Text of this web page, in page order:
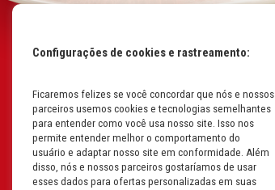
Mapa do Site
Políticas da Empresa
Perguntas Frequentes
Código de Conduta
Configurações de cookies e rastreamento:
Ficaremos felizes se você concordar que nós e nossos
parceiros usemos cookies e tecnologias semelhantes
para entender como você usa nosso site. Isso nos
permite entender melhor o comportamento do
usuário e adaptar nosso site em conformidade. Além
disso, nós e nossos parceiros gostaríamos de usar
esses dados para ofertas personalizadas em suas